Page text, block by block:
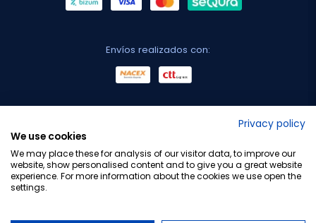
Envíos realizados con:
Privacy policy
We use cookies
We may place these for analysis of our visitor data, to improve our
website, show personalised content and to give you a great website
experience. For more information about the cookies we use open the
settings.